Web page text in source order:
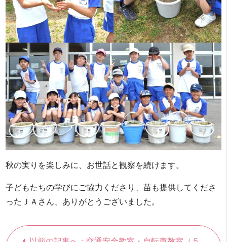
秋の実りを楽しみに、お世話と観察を続けます。
子どもたちの学びにご協力くださり、苗も提供してくださ
ったＪＡさん、ありがとうございました。